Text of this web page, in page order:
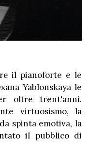
il pianoforte e le
Yablonskaya le
oltre trent'anni.
virtuosismo, la
spinta emotiva, la
il pubblico di